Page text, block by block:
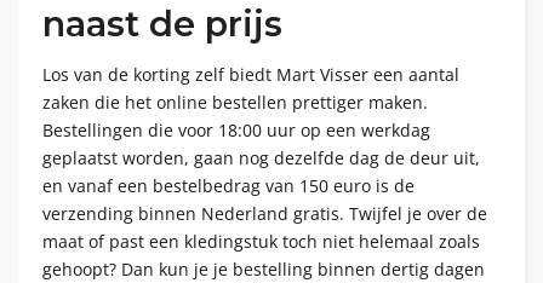
naast de prijs
Los van de korting zelf biedt Mart Visser een aantal
zaken die het online bestellen prettiger maken.
Bestellingen die voor 18:00 uur op een werkdag
geplaatst worden, gaan nog dezelfde dag de deur uit,
en vanaf een bestelbedrag van 150 euro is de
verzending binnen Nederland gratis. Twijfel je over de
maat of past een kledingstuk toch niet helemaal zoals
gehoopt? Dan kun je je bestelling binnen dertig dagen